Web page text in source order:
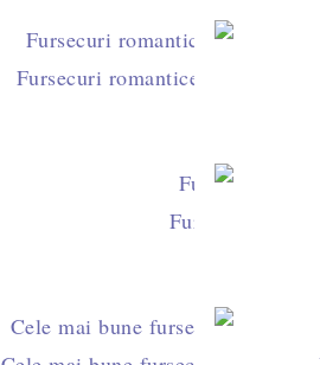
Fursecuri romantice cu fistic şi
Fursecuri